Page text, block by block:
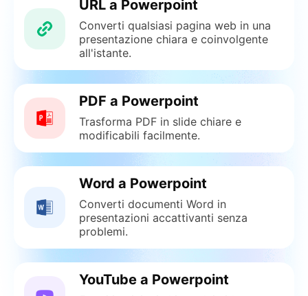
URL a Powerpoint
Converti qualsiasi pagina web in una
presentazione chiara e coinvolgente
all'istante.
PDF a Powerpoint
Trasforma PDF in slide chiare e
modificabili facilmente.
Word a Powerpoint
Converti documenti Word in
presentazioni accattivanti senza
problemi.
YouTube a Powerpoint